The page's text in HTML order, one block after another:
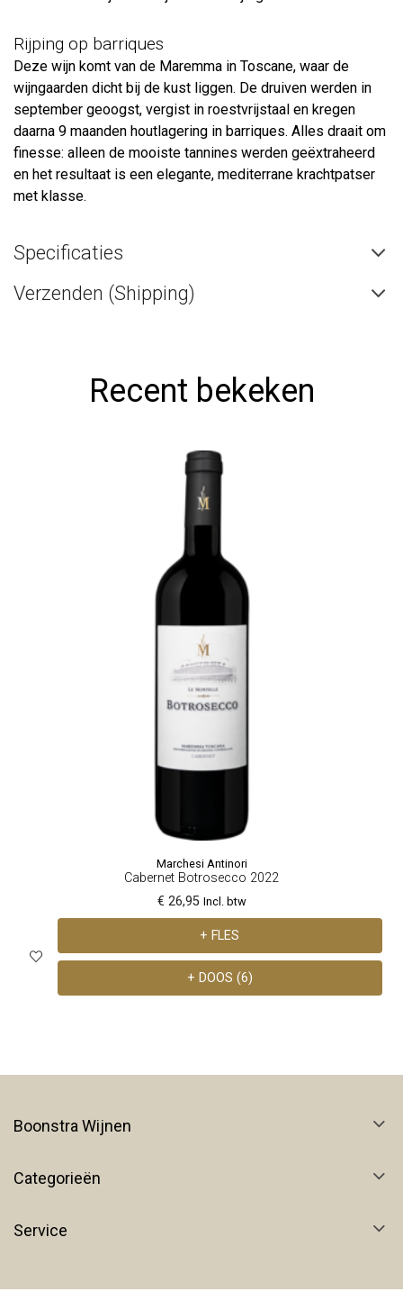
Rijping op barriques
Deze wijn komt van de Maremma in Toscane, waar de
wijngaarden dicht bij de kust liggen. De druiven werden in
september geoogst, vergist in roestvrijstaal en kregen
daarna 9 maanden houtlagering in barriques. Alles draait om
finesse: alleen de mooiste tannines werden geëxtraheerd
en het resultaat is een elegante, mediterrane krachtpatser
met klasse.
Specificaties
Verzenden (Shipping)
Recent bekeken
Marchesi Antinori
Cabernet Botrosecco 2022
€ 26,95 Incl. btw
+ FLES
+ DOOS (6)
Boonstra Wijnen
Categorieën
Service